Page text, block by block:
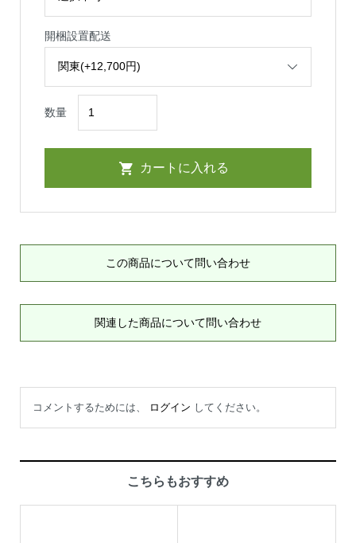
開梱設置配送
数量
この商品について問い合わせ
関連した商品について問い合わせ
コメントするためには、 ログイン してください。
こちらもおすすめ